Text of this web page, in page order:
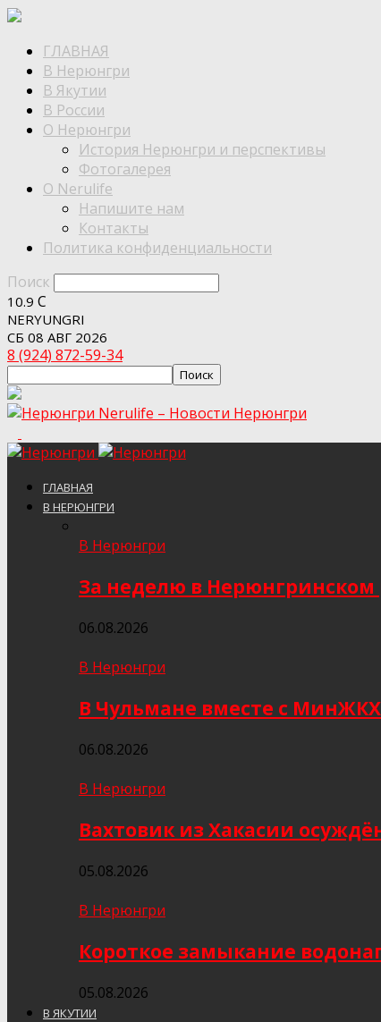
ГЛАВНАЯ
В Нерюнгри
В Якутии
В России
О Нерюнгри
История Нерюнгри и перспективы
Фотогалерея
О Nerulife
Напишите нам
Контакты
Политика конфиденциальности
Поиск
10.9 C
NERYUNGRI
СБ 08 АВГ 2026
8 (924) 872-59-34
Nerulife – Новости Нерюнгри
ГЛАВНАЯ
В НЕРЮНГРИ
В Нерюнгри
За неделю в Нерюнгринском
06.08.2026
В Нерюнгри
В Чульмане вместе с
06.08.2026
В Нерюнгри
Вахтовик из Хакасии
05.08.2026
В Нерюнгри
Короткое замыкание
05.08.2026
В ЯКУТИИ